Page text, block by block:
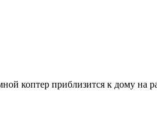
коптер приблизится к дому на